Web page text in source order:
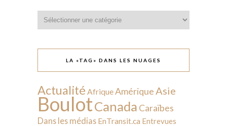
LA «TAG» DANS LES NUAGES
Actualité AfriqueAmérique Asie
BoulotCanada Caraïbes
Dans les médias EnTransit.ca Entrevues